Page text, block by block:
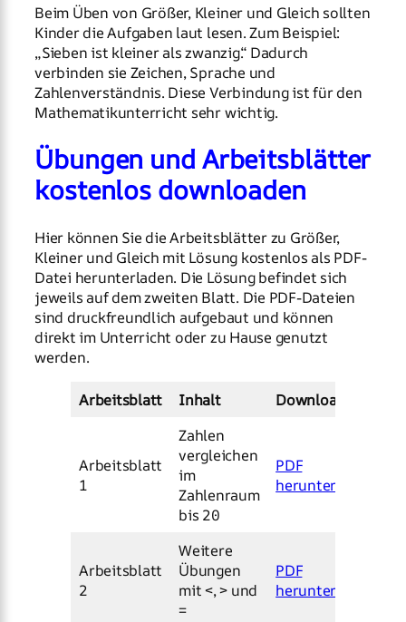
Beim Üben von Größer, Kleiner und Gleich sollten
Kinder die Aufgaben laut lesen. Zum Beispiel:
„Sieben ist kleiner als zwanzig.“ Dadurch
verbinden sie Zeichen, Sprache und
Zahlenverständnis. Diese Verbindung ist für den
Mathematikunterricht sehr wichtig.
Übungen und Arbeitsblätter
kostenlos downloaden
Hier können Sie die Arbeitsblätter zu Größer,
Kleiner und Gleich mit Lösung kostenlos als PDF-
Datei herunterladen. Die Lösung befindet sich
jeweils auf dem zweiten Blatt. Die PDF-Dateien
sind druckfreundlich aufgebaut und können
direkt im Unterricht oder zu Hause genutzt
werden.
Arbeitsblatt Inhalt Download
Arbeitsblatt
1
Zahlen
vergleichen
im
Zahlenraum
bis 20
PDF
herunterladen
Arbeitsblatt
2
Weitere
Übungen
mit <, > und
=
PDF
herunterladen